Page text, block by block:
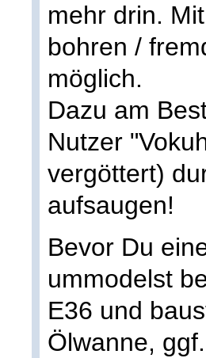
mehr drin.
bohren /
möglich.
Dazu am
Nutzer
vergöttert)
aufsaugen!
Bevor Du
ummodelst
E36 und
Ölwanne,